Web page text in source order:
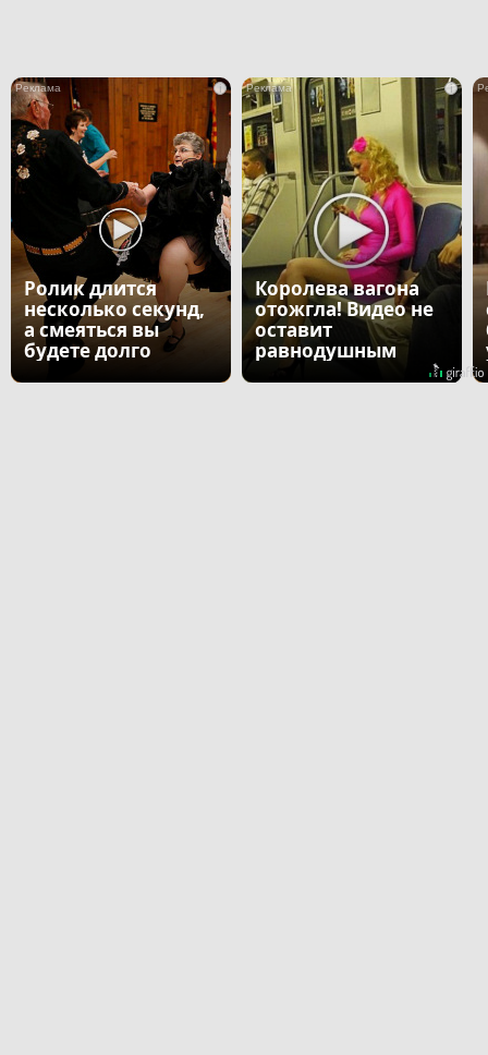
i
Ролик длится
несколько секунд,
а смеяться вы
будете долго
i
Королева вагона
отожгла! Видео не
оставит
равнодушным